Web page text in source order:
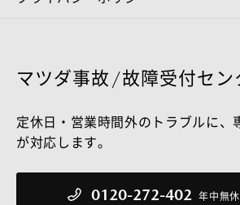
マツダ事故/故障受付セン
定休日・営業時間外のトラブルに、
が対応します。
0120-272-402 年中無